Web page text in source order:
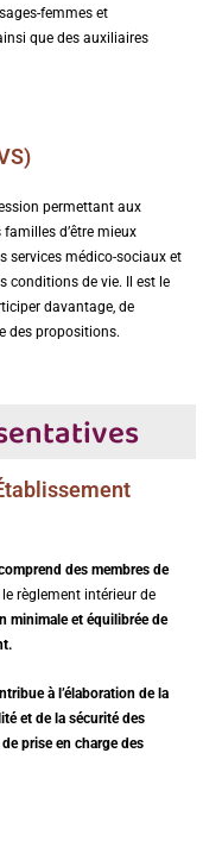
femmes et
que des auxiliaires
permettant aux
familles d’être mieux
services médico-sociaux et
conditions de vie. Il est le
davantage, de
des propositions.
des membres de
le règlement intérieur de
minimale et équilibrée de
à l’élaboration de la
et de la sécurité des
prise en charge des